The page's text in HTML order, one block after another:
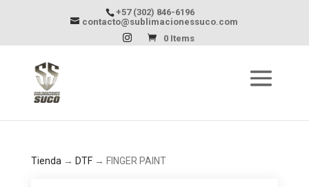
+57 (302) 846-6196
contacto@sublimacionessuco.com
0 Items
Tienda → DTF→ FINGER PAINT